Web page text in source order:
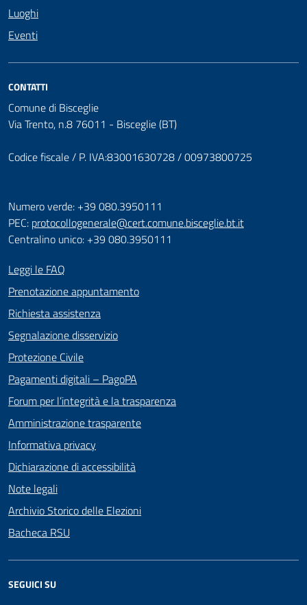
Luoghi
Eventi
CONTATTI
Comune di Bisceglie
Via Trento, n.8 76011 - Bisceglie (BT)
Codice fiscale / P. IVA:83001630728 / 00973800725
Numero verde: +39 080.3950111
PEC: protocollogenerale@cert.comune.bisceglie.bt.it
Centralino unico: +39 080.3950111
Leggi le FAQ
Prenotazione appuntamento
Richiesta assistenza
Segnalazione disservizio
Protezione Civile
Pagamenti digitali – PagoPA
Forum per l’integrità e la trasparenza
Amministrazione trasparente
Informativa privacy
Dichiarazione di accessibilità
Note legali
Archivio Storico delle Elezioni
Bacheca RSU
SEGUICI SU